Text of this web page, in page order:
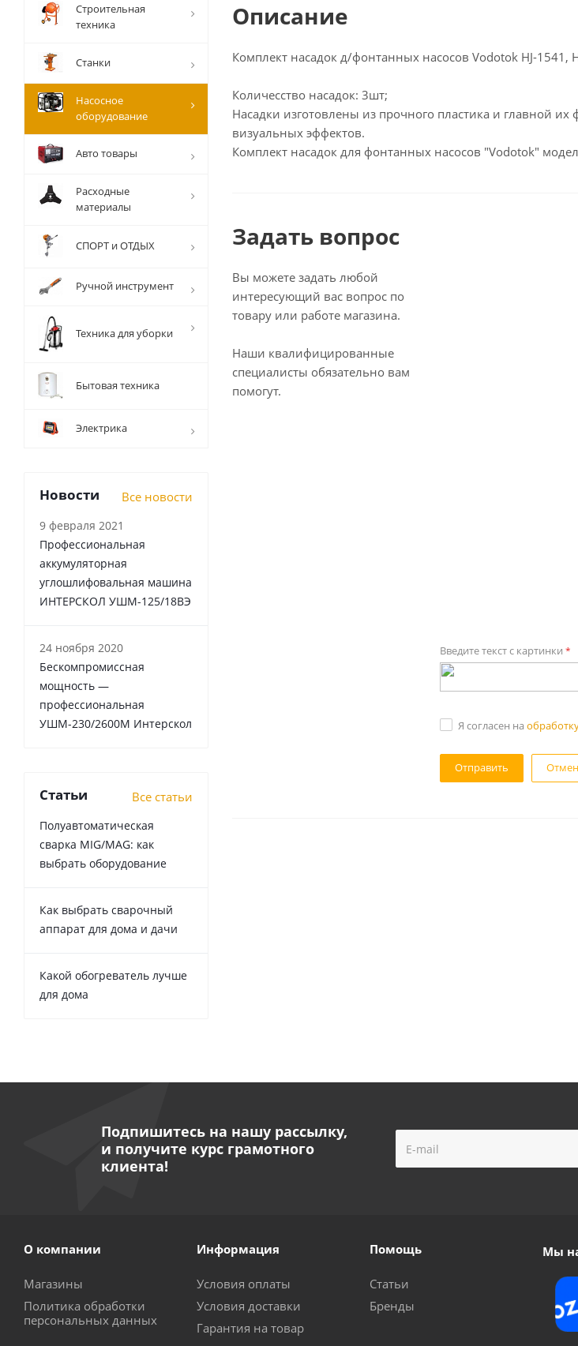
Описание
Комплект насадок д/фонтанных насосов Vodotok HJ-1541,
Количесство насадок: 3шт;
Насадки изготовлены из прочного пластика и главной
визуальных эффектов.
Комплект насадок для фонтанных насосов "Vodotok"
Задать вопрос
Вы можете задать любой
интересующий вас вопрос по
товару или работе магазина.
Наши квалифицированные
специалисты обязательно вам
помогут.
Введите текст с картинки *
Я согласен на
Строительная
техника
Станки
Насосное
оборудование
Авто товары
Расходные
материалы
СПОРТ и ОТДЫХ
Ручной инструмент
Техника для уборки
Бытовая техника
Электрика
Новости Все новости
9 февраля 2021
Профессиональная
аккумуляторная
углошлифовальная машина
ИНТЕРСКОЛ УШМ-125/18ВЭ
24 ноября 2020
Бескомпромиссная
мощность —
профессиональная
УШМ-230/2600М Интерскол
Статьи Все статьи
Полуавтоматическая
сварка MIG/MAG: как
выбрать оборудование
Как выбрать сварочный
аппарат для дома и дачи
Какой обогреватель лучше
для дома
Подпишитесь на нашу рассылку,
и получите курс грамотного
клиента!
О компании
Магазины
Политика обработки
персональных данных
Информация
Условия оплаты
Условия доставки
Гарантия на товар
Помощь
Статьи
Бренды
Мы